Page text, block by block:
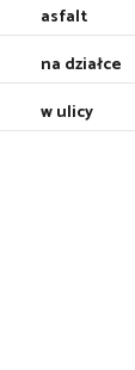
asfalt
na działce
w ulicy